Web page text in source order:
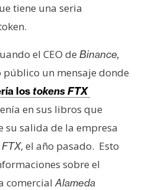
tiene una seria
el CEO de Binance,
público un mensaje donde
los tokens FTX
en sus libros que
su salida de la empresa
, el año pasado. Esto
sobre el
comercial Alameda